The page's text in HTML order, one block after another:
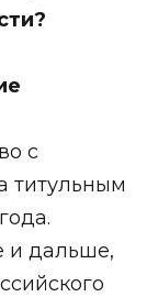
с
титульным
и дальше,